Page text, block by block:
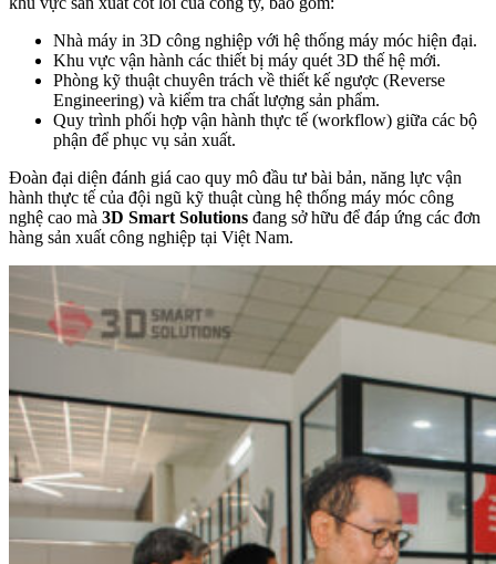
Nhà máy in 3D công nghiệp với hệ thống máy móc hiện đại.
Khu vực vận hành các thiết bị máy quét 3D thế hệ mới.
Phòng kỹ thuật chuyên trách về thiết kế ngược (Reverse
Engineering) và kiểm tra chất lượng sản phẩm.
Quy trình phối hợp vận hành thực tế (workflow) giữa các bộ
phận để phục vụ sản xuất.
Đoàn đại diện đánh giá cao quy mô đầu tư bài bản, năng lực vận
hành thực tế của đội ngũ kỹ thuật cùng hệ thống máy móc công
nghệ cao mà 3D Smart Solutions đang sở hữu để đáp ứng các đơn
hàng sản xuất công nghiệp tại Việt Nam.